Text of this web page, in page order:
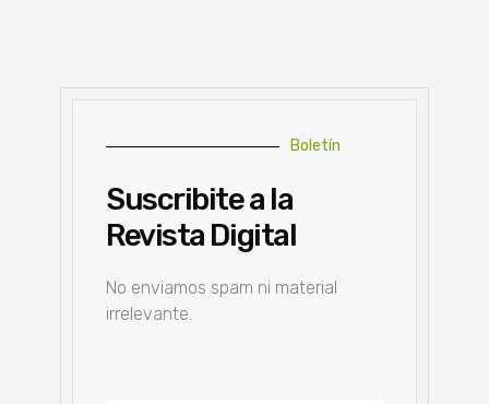
Boletín
Suscribite a la
Revista Digital
No enviamos spam ni material
irrelevante.